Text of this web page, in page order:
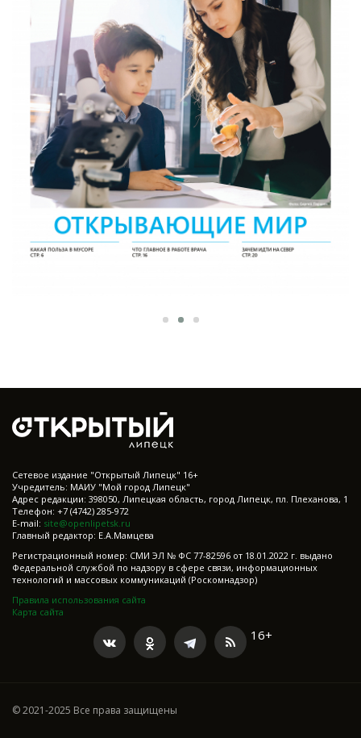
Cетевое издание "Открытый Липецк" 16+
Учредитель: МАИУ "Мой город Липецк"
Адрес редакции: 398050, Липецкая область, город Липецк, пл. Плеханова, 1
Телефон: +7 (4742) 285-972
E-mail: site@openlipetsk.ru
Главный редактор: Е.А.Мамцева
Регистрационный номер: СМИ ЭЛ № ФС 77-82596 от 18.01.2022 г. выдано
Федеральной службой по надзору в сфере связи, информационных
технологий и массовых коммуникаций (Роскомнадзор)
Правила использования сайта
Карта сайта
16+
© 2021-2025 Все права защищены